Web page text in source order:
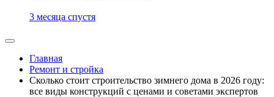
3 месяца спустя
Главная
Ремонт и стройка
Сколько стоит строительство зимнего дома в 2026 году:
все виды конструкций с ценами и советами экспертов